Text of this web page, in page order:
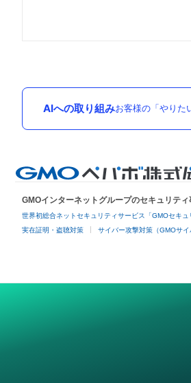
AIへの取り組みお客様の「やりた
GMOインターネットグループのセキュリティ
世界初総合ネットセキュリティサービス「GMOセキュ
実在証明・盗聴対策 サイバー攻撃対策（GMOサ